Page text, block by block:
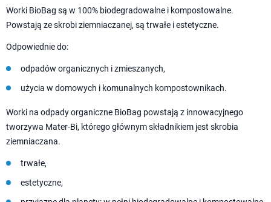
Worki BioBag są w 100% biodegradowalne i kompostowalne.
Powstają ze skrobi ziemniaczanej, są trwałe i estetyczne.
Odpowiednie do:
odpadów organicznych i zmieszanych,
użycia w domowych i komunalnych kompostownikach.
Worki na odpady organiczne BioBag powstają z innowacyjnego
tworzywa Mater-Bi, którego głównym składnikiem jest skrobia
ziemniaczana.
trwałe,
estetyczne,